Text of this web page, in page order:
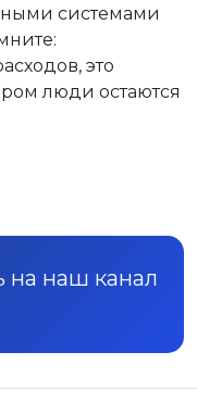
системами
это
люди остаются
на наш канал